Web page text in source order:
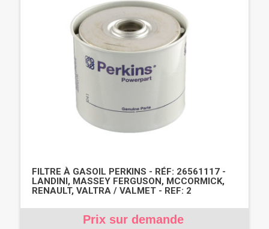
FILTRE À GASOIL PERKINS - RÉF: 26561117 -
LANDINI, MASSEY FERGUSON, MCCORMICK,
RENAULT, VALTRA / VALMET - REF: 2
Prix sur demande